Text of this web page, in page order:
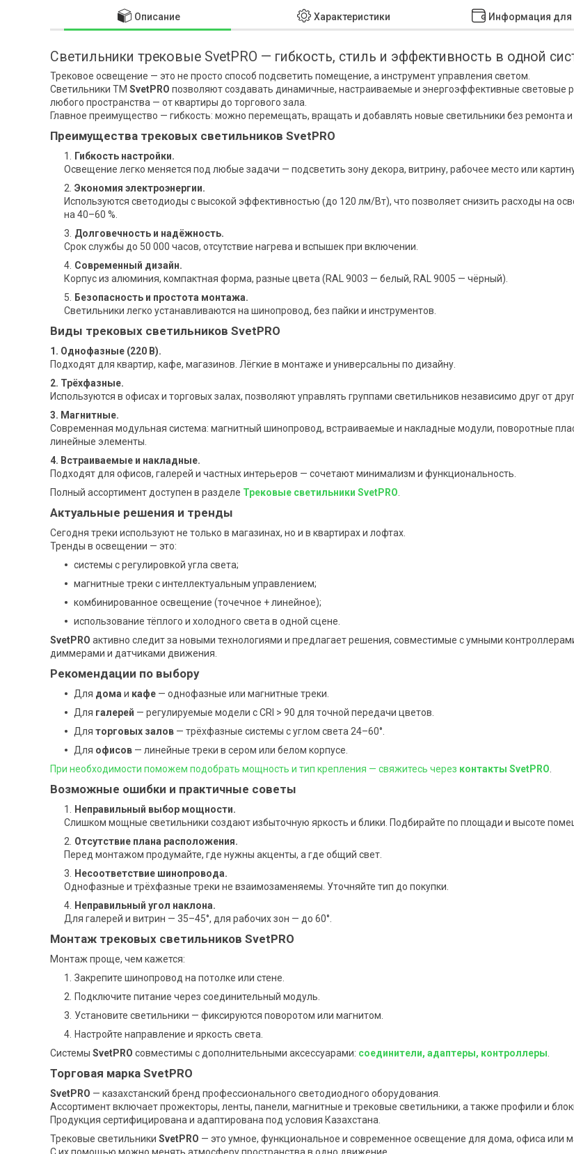
Описание Характеристики Информация для
Светильники трековые SvetPRO — гибкость, стиль и эффективность в одной
Трековое освещение — это не просто способ подсветить помещение, а инструмент управления светом.
Светильники ТМ SvetPRO позволяют создавать динамичные, настраиваемые и энергоэффективные световые
любого пространства — от квартиры до торгового зала.
Главное преимущество — гибкость: можно перемещать, вращать и добавлять новые светильники без ремонта и
Преимущества трековых светильников SvetPRO
Гибкость настройки.
Освещение легко меняется под любые задачи — подсветить зону декора, витрину, рабочее место или
Экономия электроэнергии.
Используются светодиоды с высокой эффективностью (до 120 лм/Вт), что позволяет снизить расходы на
на 40–60 %.
Долговечность и надёжность.
Срок службы до 50 000 часов, отсутствие нагрева и вспышек при включении.
Современный дизайн.
Корпус из алюминия, компактная форма, разные цвета (RAL 9003 — белый, RAL 9005 — чёрный).
Безопасность и простота монтажа.
Светильники легко устанавливаются на шинопровод, без пайки и инструментов.
Виды трековых светильников SvetPRO
1. Однофазные (220 В).
Подходят для квартир, кафе, магазинов. Лёгкие в монтаже и универсальны по дизайну.
2. Трёхфазные.
Используются в офисах и торговых залах, позволяют управлять группами светильников независимо друг от
3. Магнитные.
Современная модульная система: магнитный шинопровод, встраиваемые и накладные модули, поворотные
линейные элементы.
4. Встраиваемые и накладные.
Подходят для офисов, галерей и частных интерьеров — сочетают минимализм и функциональность.
Полный ассортимент доступен в разделе Трековые светильники SvetPRO.
Актуальные решения и тренды
Сегодня треки используют не только в магазинах, но и в квартирах и лофтах.
Тренды в освещении — это:
системы с регулировкой угла света;
магнитные треки с интеллектуальным управлением;
комбинированное освещение (точечное + линейное);
использование тёплого и холодного света в одной сцене.
SvetPRO активно следит за новыми технологиями и предлагает решения, совместимые с умными
диммерами и датчиками движения.
Рекомендации по выбору
Для дома и кафе — однофазные или магнитные треки.
Для галерей — регулируемые модели с CRI > 90 для точной передачи цветов.
Для торговых залов — трёхфазные системы с углом света 24–60°.
Для офисов — линейные треки в сером или белом корпусе.
При необходимости поможем подобрать мощность и тип крепления — свяжитесь через контакты SvetPRO.
Возможные ошибки и практичные советы
Неправильный выбор мощности.
Слишком мощные светильники создают избыточную яркость и блики. Подбирайте по площади и высоте
Отсутствие плана расположения.
Перед монтажом продумайте, где нужны акценты, а где общий свет.
Несоответствие шинопровода.
Однофазные и трёхфазные треки не взаимозаменяемы. Уточняйте тип до покупки.
Неправильный угол наклона.
Для галерей и витрин — 35–45°, для рабочих зон — до 60°.
Монтаж трековых светильников SvetPRO
Монтаж проще, чем кажется:
Закрепите шинопровод на потолке или стене.
Подключите питание через соединительный модуль.
Установите светильники — фиксируются поворотом или магнитом.
Настройте направление и яркость света.
Системы SvetPRO совместимы с дополнительными аксессуарами: соединители, адаптеры, контроллеры.
Торговая марка SvetPRO
SvetPRO — казахстанский бренд профессионального светодиодного оборудования.
Ассортимент включает прожекторы, ленты, панели, магнитные и трековые светильники, а также профили и
Продукция сертифицирована и адаптирована под условия Казахстана.
Трековые светильники SvetPRO — это умное, функциональное и современное освещение для дома, офиса или